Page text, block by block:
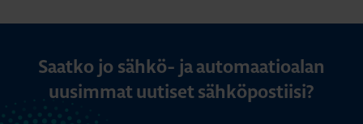
Saatko jo sähkö- ja automaatioalan
uusimmat uutiset sähköpostiisi?